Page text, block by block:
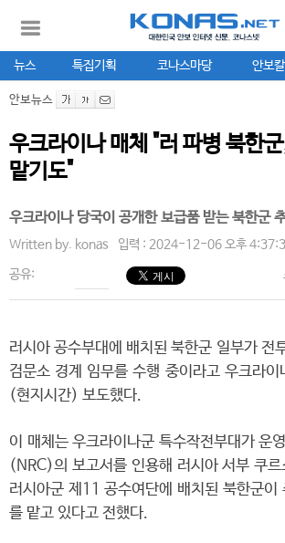
뉴스 특집기획 코나스마당 안보
안보뉴스
우크라이나 매체 "러 파병 북한
맡기도"
우크라이나 당국이 공개한 보급품 받는 북한군
Written by. konas 입력 : 2024-12-06 오후
공유:
러시아 공수부대에 배치된 북한군 일부가 전
검문소 경계 임무를 수행 중이라고 우크라
(현지시간) 보도했다.
이 매체는 우크라이나군 특수작전부대가 운
(NRC)의 보고서를 인용해 러시아 서부 쿠
러시아군 제11 공수여단에 배치된 북한군이
를 맡고 있다고 전했다.